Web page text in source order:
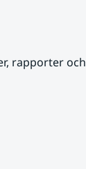
rapporter och